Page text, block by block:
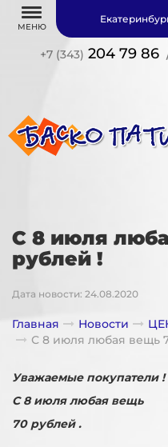
МЕНЮ
+7 (343) 204 79 86
С 8 июля
рублей !
Дата новости: 24.08.2020
Главная Новости
С 8 июля любая вещь
Уважаемые покупатели !
С 8 июля любая вещь
70 рублей .